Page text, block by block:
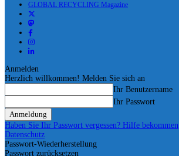
GLOBAL RECYCLING Magazine
Anmelden
Herzlich willkommen! Melden Sie sich an
Ihr Benutzername
Ihr Passwort
Haben Sie Ihr Passwort vergessen? Hilfe bekommen
Datenschutz
Passwort-Wiederherstellung
Passwort zurücksetzen